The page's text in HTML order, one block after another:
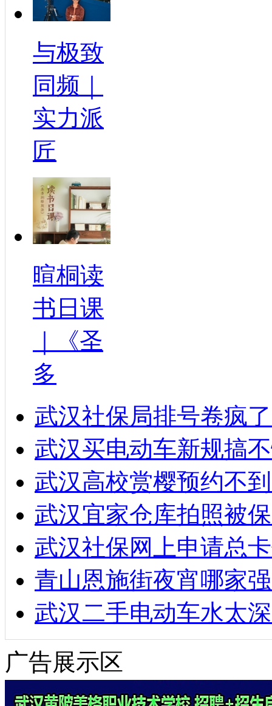
与极致
同频｜
实力派
匠
暄桐读
书日课
｜《圣
多
武汉社保局排号卷疯
武汉买电动车新规搞
武汉高校赏樱预约不
武汉宜家仓库拍照被
武汉社保网上申请总
青山恩施街夜宵哪家
武汉二手电动车水太
广告展示区